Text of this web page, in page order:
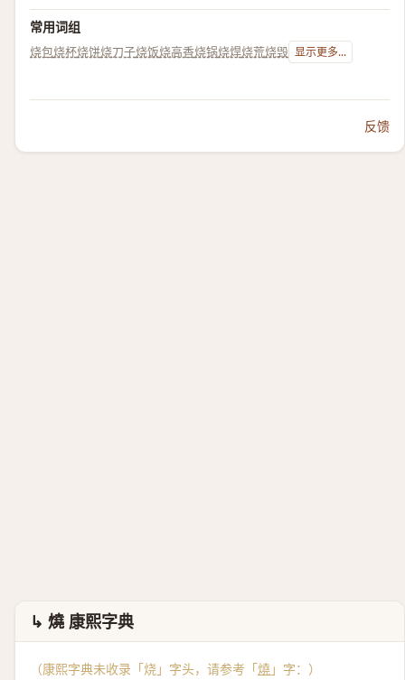
常用词组
烧包烧杯烧饼烧刀子烧饭烧高香烧锅烧焊烧荒烧毁 显示更多...
反馈
↳ 燒 康熙字典
（康熙字典未收录「烧」字头，请参考「燒 」字：）